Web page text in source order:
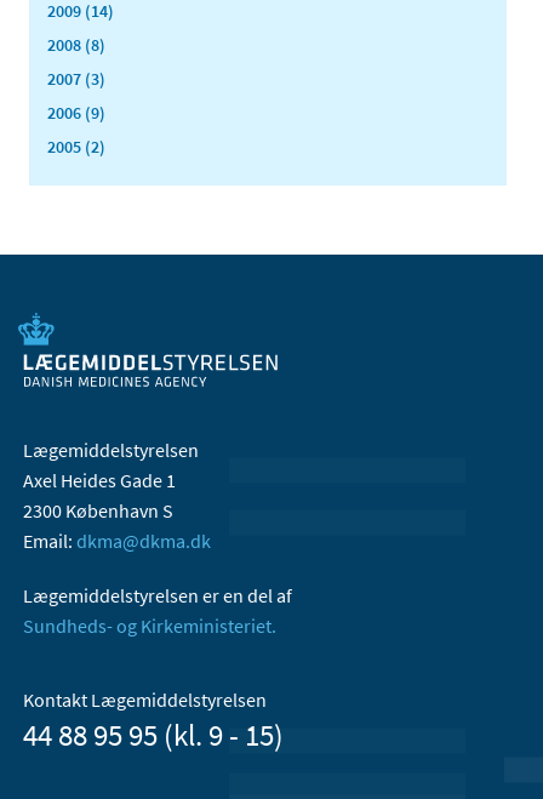
2009 (14)
2008 (8)
2007 (3)
2006 (9)
2005 (2)
Lægemiddelstyrelsen
Axel Heides Gade 1
2300 København S
Email: dkma@dkma.dk
Lægemiddelstyrelsen er en del af
Sundheds- og Kirkeministeriet.
Kontakt Lægemiddelstyrelsen
44 88 95 95 (kl. 9 - 15)